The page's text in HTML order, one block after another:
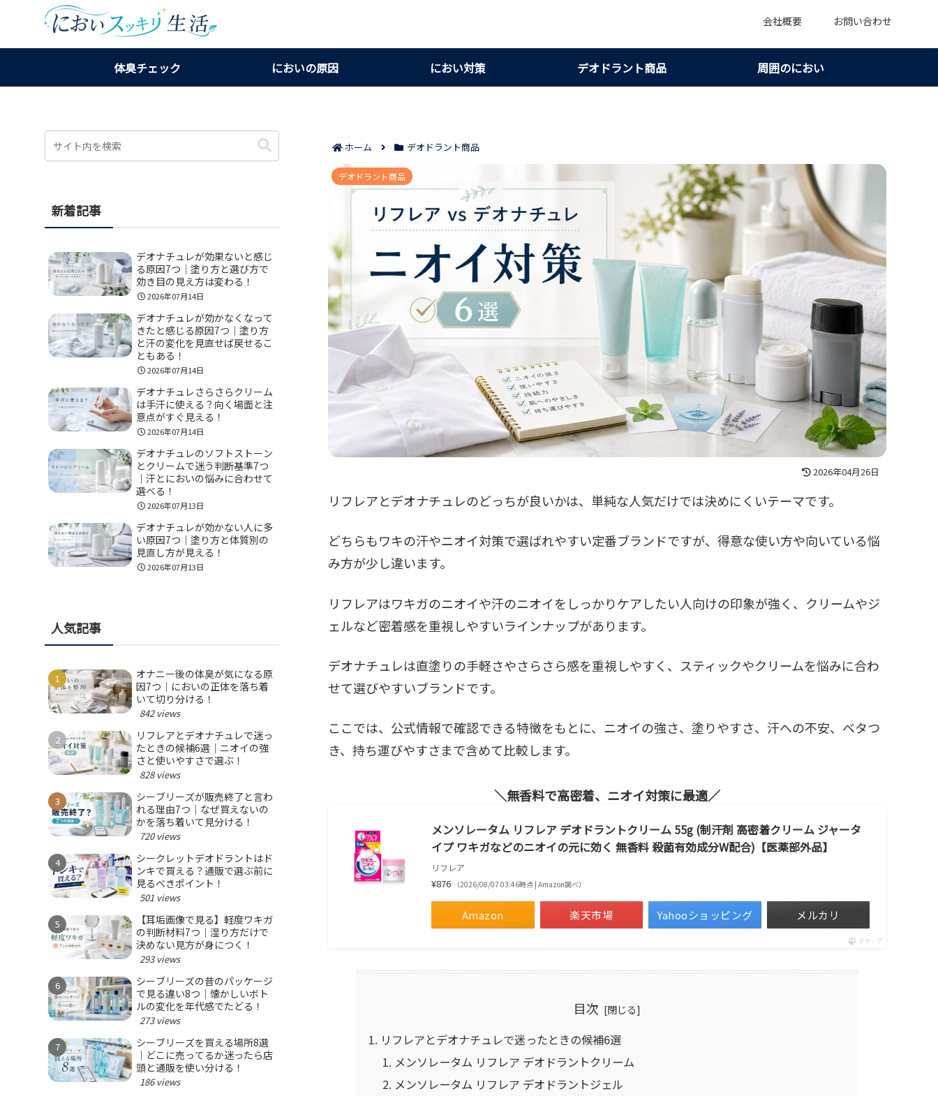
会社概要 お問い合わせ
体臭チェック においの原因 におい対策 デオドラント商品 周囲のにおい
ホーム デオドラント商品
リフレアとデオナチュレで迷ったときの候補6選｜ニオイの強さと使いやすさで選ぶ！
デオドラント商品
2026年04月26日
リフレアとデオナチュレのどっちが良いかは、単純な人気だけでは決めにくいテーマです。
どちらもワキの汗やニオイ対策で選ばれやすい定番ブランドですが、得意な使い方や向いている悩
み方が少し違います。
リフレアはワキガのニオイや汗のニオイをしっかりケアしたい人向けの印象が強く、クリームやジ
ェルなど密着感を重視しやすいラインナップがあります。
デオナチュレは直塗りの手軽さやさらさら感を重視しやすく、スティックやクリームを悩みに合わ
せて選びやすいブランドです。
ここでは、公式情報で確認できる特徴をもとに、ニオイの強さ、塗りやすさ、汗への不安、ベタつ
き、持ち運びやすさまで含めて比較します。
無香料で高密着、ニオイ対策に最適
メンソレータム リフレア デオドラントクリーム 55g (制汗剤 高密着クリーム ジャータ
イプ ワキガなどのニオイの元に効く 無香料 殺菌有効成分W配合)【医薬部外品】
リフレア
¥876 （2026/08/07 03:46時点 | Amazon調べ）
Amazon 楽天市場 Yahooショッピング メルカリ
ポチップ
目次
リフレアとデオナチュレで迷ったときの候補6選
メンソレータム リフレア デオドラントクリーム
メンソレータム リフレア デオドラントジェル
新着記事
デオナチュレが効果ないと感じ
る原因7つ｜塗り方と選び方で
効き目の見え方は変わる！
2026年07月14日
デオナチュレが効かなくなって
きたと感じる原因7つ｜塗り方
と汗の変化を見直せば戻せるこ
ともある！
2026年07月14日
デオナチュレさらさらクリーム
は手汗に使える？向く場面と注
意点がすぐ見える！
2026年07月14日
デオナチュレのソフトストーン
とクリームで迷う判断基準7つ
｜汗とにおいの悩みに合わせて
選べる！
2026年07月13日
デオナチュレが効かない人に多
い原因7つ｜塗り方と体質別の
見直し方が見える！
2026年07月13日
人気記事
オナニー後の体臭が気になる原
因7つ｜においの正体を落ち着
いて切り分ける！
842 views
リフレアとデオナチュレで迷っ
たときの候補6選｜ニオイの強
さと使いやすさで選ぶ！
828 views
シーブリーズが販売終了と言わ
れる理由7つ｜なぜ買えないの
かを落ち着いて見分ける！
720 views
シークレットデオドラントはド
ンキで買える？通販で選ぶ前に
見るべきポイント！
501 views
【耳垢画像で見る】軽度ワキガ
の判断材料7つ｜湿り方だけで
決めない見方が身につく！
293 views
シーブリーズの昔のパッケージ
で見る違い8つ｜懐かしいボト
ルの変化を年代感でたどる！
273 views
シーブリーズを買える場所8選
｜どこに売ってるか迷ったら店
頭と通販を使い分ける！
186 views